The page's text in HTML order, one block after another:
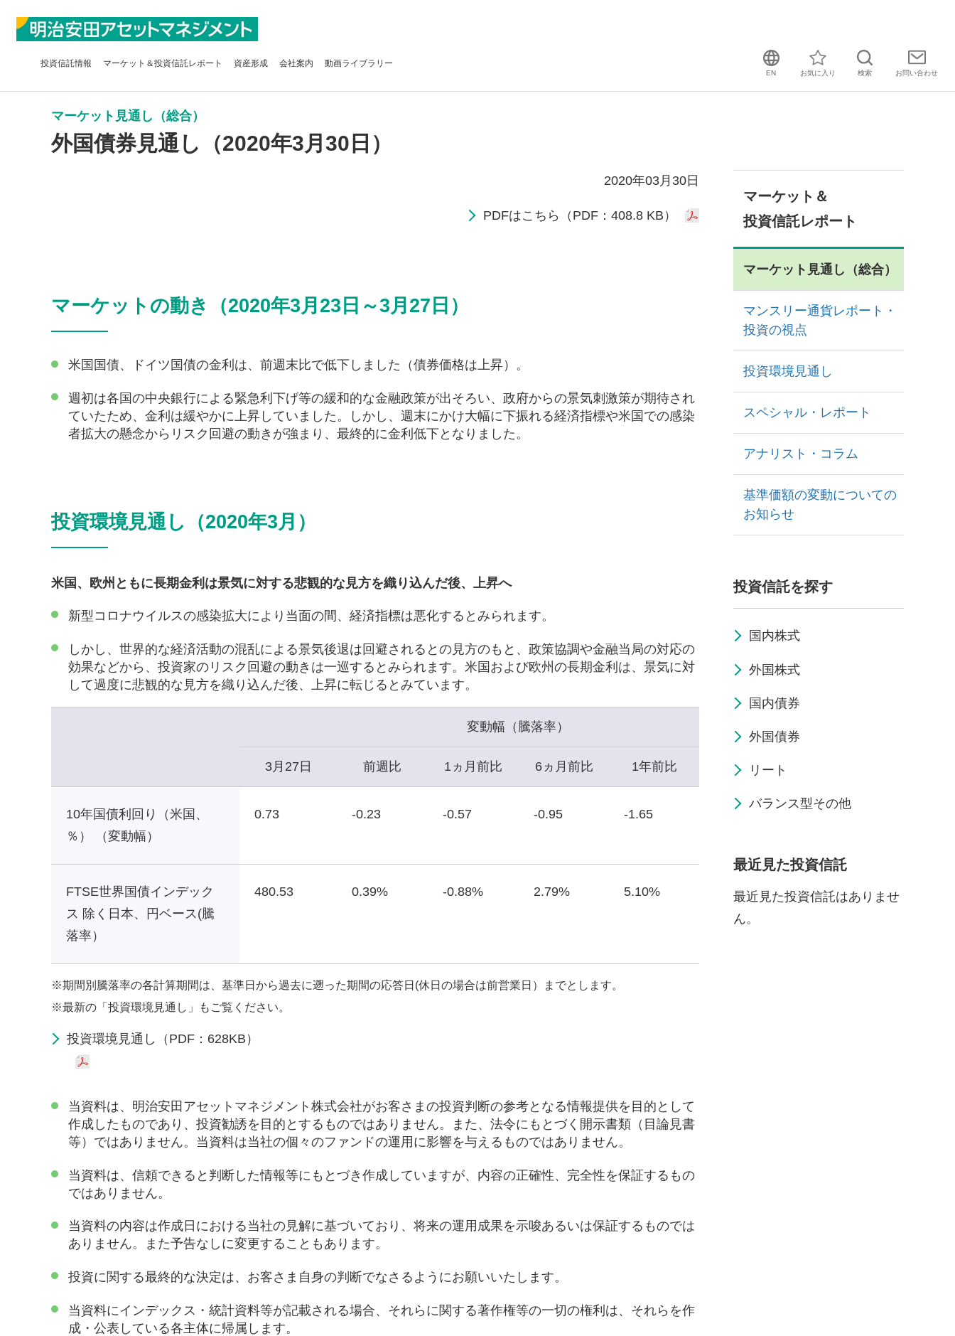
投資信託情報 マーケット＆投資信託レポート 資産形成 会社案内 動画ライブラリー
EN お気に入り 検索 お問い合わせ
マーケット見通し（総合）
外国債券見通し（2020年3月30日）
2020年03月30日
PDFはこちら（PDF：408.8 KB）
マーケットの動き（2020年3月23日～3月27日）
米国国債、ドイツ国債の金利は、前週末比で低下しました（債券価格は上昇）。
週初は各国の中央銀行による緊急利下げ等の緩和的な金融政策が出そろい、政府からの景気刺激策が期待され
ていたため、金利は緩やかに上昇していました。しかし、週末にかけ大幅に下振れる経済指標や米国での感染
者拡大の懸念からリスク回避の動きが強まり、最終的に金利低下となりました。
投資環境見通し（2020年3月）
米国、欧州ともに長期金利は景気に対する悲観的な見方を織り込んだ後、上昇へ
新型コロナウイルスの感染拡大により当面の間、経済指標は悪化するとみられます。
しかし、世界的な経済活動の混乱による景気後退は回避されるとの見方のもと、政策協調や金融当局の対応の
効果などから、投資家のリスク回避の動きは一巡するとみられます。米国および欧州の長期金利は、景気に対
して過度に悲観的な見方を織り込んだ後、上昇に転じるとみています。
変動幅（騰落率）
3月27日 前週比 1ヵ月前比 6ヵ月前比 1年前比
10年国債利回り（米国、
％） （変動幅）
0.73 -0.23 -0.57 -0.95 -1.65
FTSE世界国債インデック
ス 除く日本、円ベース(騰
落率）
480.53 0.39% -0.88% 2.79% 5.10%
※期間別騰落率の各計算期間は、基準日から過去に遡った期間の応答日(休日の場合は前営業日）までとします。
※最新の「投資環境見通し」もご覧ください。
投資環境見通し（PDF：628KB）
当資料は、明治安田アセットマネジメント株式会社がお客さまの投資判断の参考となる情報提供を目的として
作成したものであり、投資勧誘を目的とするものではありません。また、法令にもとづく開示書類（目論見書
等）ではありません。当資料は当社の個々のファンドの運用に影響を与えるものではありません。
当資料は、信頼できると判断した情報等にもとづき作成していますが、内容の正確性、完全性を保証するもの
ではありません。
当資料の内容は作成日における当社の見解に基づいており、将来の運用成果を示唆あるいは保証するものでは
ありません。また予告なしに変更することもあります。
投資に関する最終的な決定は、お客さま自身の判断でなさるようにお願いいたします。
当資料にインデックス・統計資料等が記載される場合、それらに関する著作権等の一切の権利は、それらを作
成・公表している各主体に帰属します。
マーケット＆
投資信託レポート
マーケット見通し（総合）
マンスリー通貨レポート・
投資の視点
投資環境見通し
スペシャル・レポート
アナリスト・コラム
基準価額の変動についての
お知らせ
投資信託を探す
国内株式
外国株式
国内債券
外国債券
リート
バランス型その他
最近見た投資信託
最近見た投資信託はありませ
ん。